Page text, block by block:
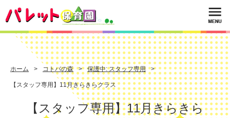
ホーム コトバの森 保護中: スタッフ専用
【スタッフ専用】11月きらきらクラス
【スタッフ専用】11月きらきら